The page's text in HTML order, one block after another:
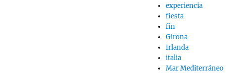
experiencia
fiesta
fin
Girona
Irlanda
italia
Mar Mediterráneo